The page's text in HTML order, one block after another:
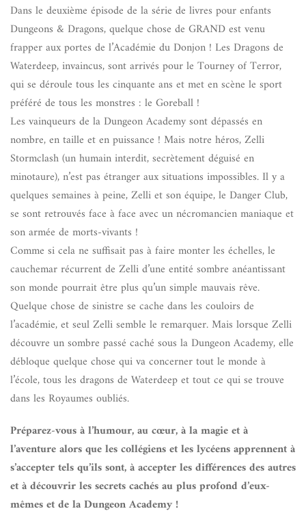
Dans le deuxième épisode de la série de livres pour enfants
Dungeons & Dragons, quelque chose de GRAND est venu
frapper aux portes de l’Académie du Donjon ! Les Dragons de
Waterdeep, invaincus, sont arrivés pour le Tourney of Terror,
qui se déroule tous les cinquante ans et met en scène le sport
préféré de tous les monstres : le Goreball !
Les vainqueurs de la Dungeon Academy sont dépassés en
nombre, en taille et en puissance ! Mais notre héros, Zelli
Stormclash (un humain interdit, secrètement déguisé en
minotaure), n’est pas étranger aux situations impossibles. Il y a
quelques semaines à peine, Zelli et son équipe, le Danger Club,
se sont retrouvés face à face avec un nécromancien maniaque et
son armée de morts-vivants !
Comme si cela ne suffisait pas à faire monter les échelles, le
cauchemar récurrent de Zelli d’une entité sombre anéantissant
son monde pourrait être plus qu’un simple mauvais rêve.
Quelque chose de sinistre se cache dans les couloirs de
l’académie, et seul Zelli semble le remarquer. Mais lorsque Zelli
découvre un sombre passé caché sous la Dungeon Academy, elle
débloque quelque chose qui va concerner tout le monde à
l’école, tous les dragons de Waterdeep et tout ce qui se trouve
dans les Royaumes oubliés.
Préparez-vous à l’humour, au cœur, à la magie et à
l’aventure alors que les collégiens et les lycéens apprennent à
s’accepter tels qu’ils sont, à accepter les différences des autres
et à découvrir les secrets cachés au plus profond d’eux-
mêmes et de la Dungeon Academy !